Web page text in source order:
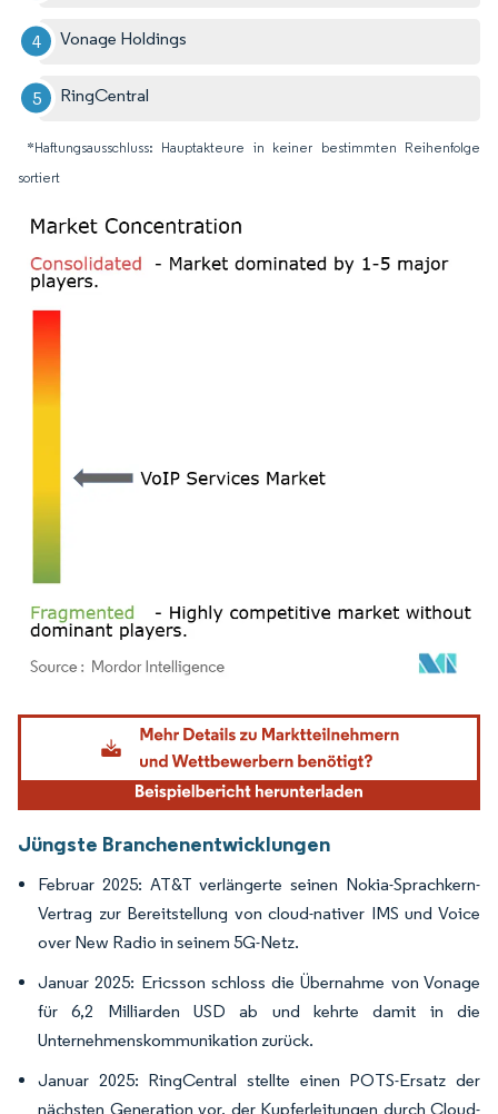
Vonage Holdings
RingCentral
*Haftungsausschluss: Hauptakteure in keiner bestimmten Reihenfolge
sortiert
Bild © Mordor Intelligence. Wiederverwendung erfordert Namensnennung gemäß
Jüngste Branchenentwicklungen
Februar 2025: AT&T verlängerte seinen Nokia-Sprachkern-
Vertrag zur Bereitstellung von cloud-nativer IMS und Voice
over New Radio in seinem 5G-Netz.
Januar 2025: Ericsson schloss die Übernahme von Vonage
für 6,2 Milliarden USD ab und kehrte damit in die
Unternehmenskommunikation zurück.
Januar 2025: RingCentral stellte einen POTS-Ersatz der
nächsten Generation vor, der Kupferleitungen durch Cloud-